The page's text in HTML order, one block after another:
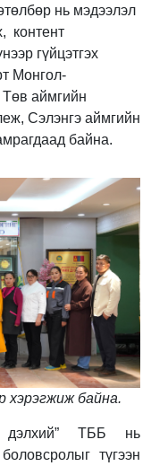
нь мэдээлэл
контент
гүйцэтгэх
Монгол-
аймгийн
Сэлэнгэ аймгийн
байна.
хэрэгжиж байна.
дэлхий” ТББ нь
түгээн